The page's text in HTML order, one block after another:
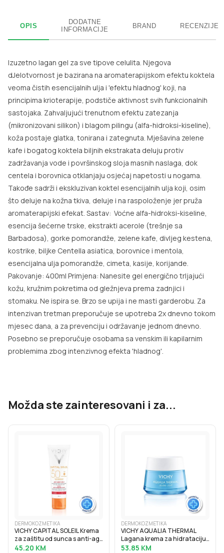
OPIS
DODATNE
INFORMACIJE
BRAND RECENZIJE
Izuzetno lagan gel za sve tipove celulita. Njegova
dJelotvornost je bazirana na aromaterapijskom efektu koktela
veoma čistih esencijalnih ulja i 'efektu hladnog' koji, na
principima krioterapije, podstiče aktivnost svih funkcionalnih
sastojaka. Zahvaljujući trenutnom efektu zatezanja
(mikronizovani silikon) i blagom pilingu (alfa-hidroksi-kiseline),
koža postaje glatka, tonirana i zategnuta. Mješavina zelene
kafe i bogatog koktela biljnih ekstrakata deluju protiv
zadržavanja vode i površinskog sloja masnih naslaga, dok
centela i borovnica otklanjaju osjećaj napetosti u nogama.
Takođe sadrži i ekskluzivan koktel esencijalnih ulja koji, osim
što deluje na kožna tkiva, deluje i na raspoloženje jer pruža
aromaterapijski efekat. Sastav: Voćne alfa-hidroksi-kiseline,
esencija šećerne trske, ekstrakti acerole (trešnje sa
Barbadosa), gorke pomorandže, zelene kafe, divljeg kestena,
kostrike, biljke Centella asiatica, borovnice i mentola,
esencijalna ulja pomorandže, cimeta, kasije, korijande.
Pakovanje: 400ml Primjena: Nanesite gel energično trljajući
kožu, kružnim pokretima od gležnjeva prema zadnjici i
stomaku. Ne ispira se. Brzo se upija i ne masti garderobu. Za
intenzivan tretman preporučuje se upotreba 2x dnevno tokom
mjesec dana, a za prevenciju i održavanje jednom dnevno.
Posebno se preporučuje osobama sa venskim ili kapilarnim
problemima zbog intenzivnog efekta 'hladnog'.
Možda ste zainteresovani i za...
DERMOKOZMETIKA
VICHY CAPITAL SOLEIL Krema
za zaštitu od sunca s anti-age
efektom SPF50, 50 ml
45.20 KM
DERMOKOZMETIKA
VICHY AQUALIA THERMAL
Lagana krema za hidrataciju
kože s hijaluronskom
53.85 KM